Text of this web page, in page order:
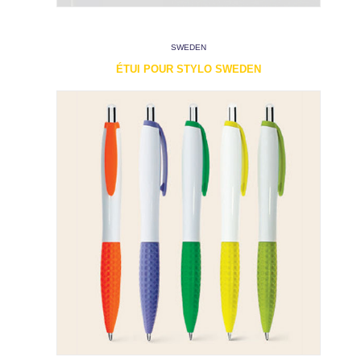
SWEDEN
ÉTUI POUR STYLO SWEDEN